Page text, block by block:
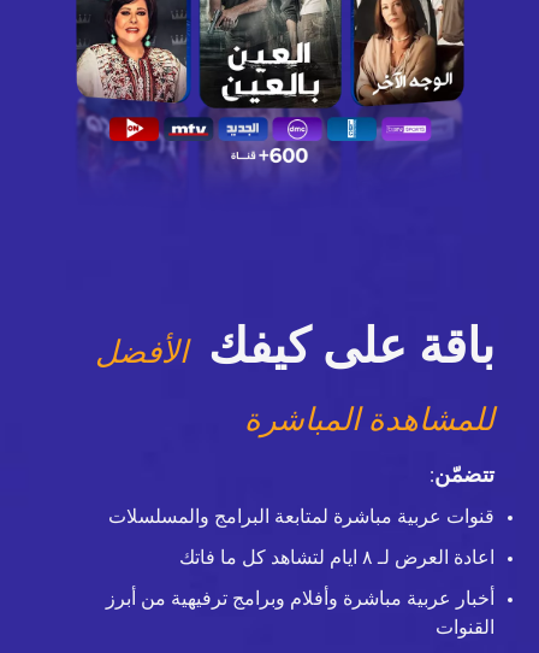
باقة على كيفك الأفضل
للمشاهدة المباشرة
تتضمّن:
قنوات عربية مباشرة لمتابعة البرامج والمسلسلات
اعادة العرض لـ ٨ ايام لتشاهد كل ما فاتك
أخبار عربية مباشرة وأفلام وبرامج ترفيهية من أبرز
القنوات